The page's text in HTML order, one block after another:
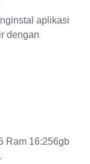
aplikasi
dengan